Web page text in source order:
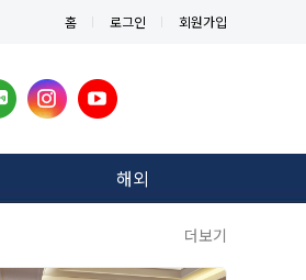
홈 로그인 회원가입
해외
더보기